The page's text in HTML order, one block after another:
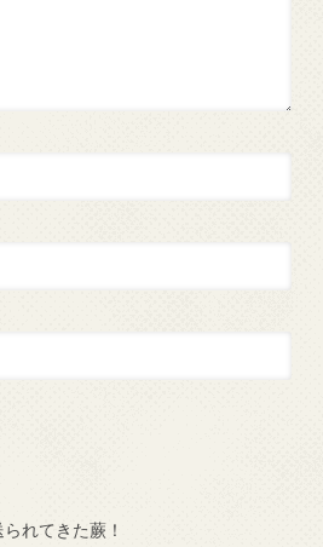
れてきた蕨！